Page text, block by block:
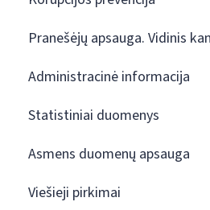
Pranešėjų apsauga. Vidinis
Administracinė informacija
Statistiniai duomenys
Asmens duomenų apsauga
Viešieji pirkimai